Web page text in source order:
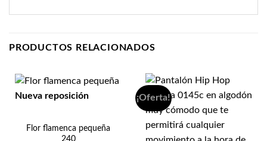
PRODUCTOS RELACIONADOS
Nueva reposición
Flor flamenca pequeña
240
¡Oferta!